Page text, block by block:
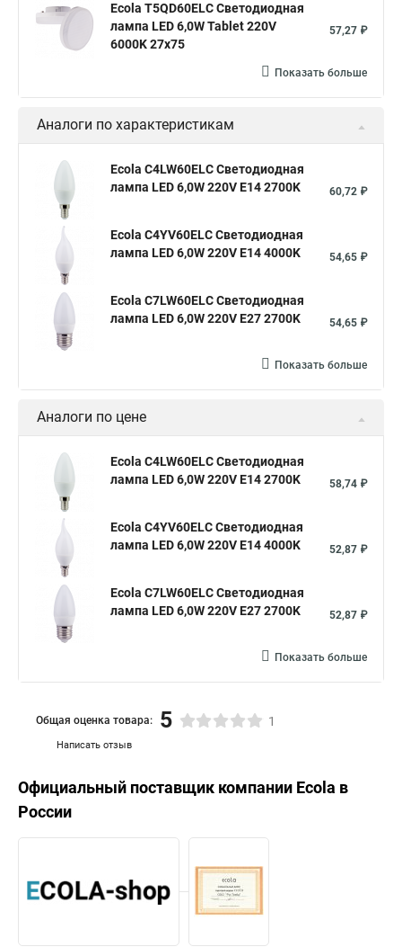
Ecola T5QD60ELC Светодиодная
лампа LED 6,0W Tablet 220V
6000K 27x75
57,27 ₽
Показать больше
Аналоги по характеристикам
Ecola C4LW60ELC Светодиодная
лампа LED 6,0W 220V E14 2700K
60,72 ₽
Ecola C4YV60ELC Светодиодная
лампа LED 6,0W 220V E14 4000K
54,65 ₽
Ecola C7LW60ELC Светодиодная
лампа LED 6,0W 220V E27 2700K
54,65 ₽
Показать больше
Аналоги по цене
Ecola C4LW60ELC Светодиодная
лампа LED 6,0W 220V E14 2700K
58,74 ₽
Ecola C4YV60ELC Светодиодная
лампа LED 6,0W 220V E14 4000K
52,87 ₽
Ecola C7LW60ELC Светодиодная
лампа LED 6,0W 220V E27 2700K
52,87 ₽
Показать больше
Написать отзыв
Общая оценка товара: 5 1
Официальный поставщик компании Ecola в
России